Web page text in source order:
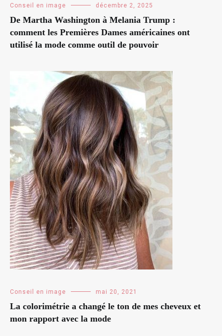
Conseil en image décembre 2, 2025
De Martha Washington à Melania Trump :
comment les Premières Dames américaines ont
utilisé la mode comme outil de pouvoir
Conseil en image mai 20, 2021
La colorimétrie a changé le ton de mes cheveux et
mon rapport avec la mode